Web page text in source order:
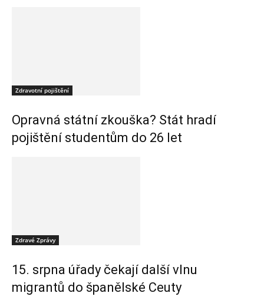
Zdravotní pojištění
Opravná státní zkouška? Stát hradí
pojištění studentům do 26 let
Zdravé Zprávy
15. srpna úřady čekají další vlnu
migrantů do španělské Ceuty